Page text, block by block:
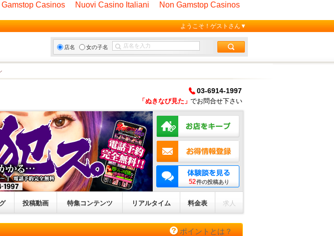
Gamstop Casinos Nuovi Casino Italiani Non Gamstop Casinos
ようこそ！ゲストさん
店名 女の子名
03-6914-1997
「ぬきなび見た」でお問合せ下さい
52件の投稿あり
投稿動画 特集コンテンツ リアルタイム 料金表 求人
ポイントとは？